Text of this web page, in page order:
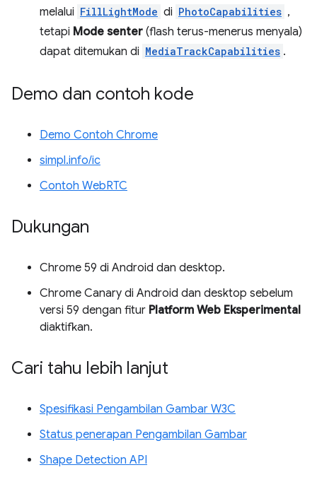
melalui FillLightMode di PhotoCapabilities ,
tetapi Mode senter (flash terus-menerus menyala)
dapat ditemukan di MediaTrackCapabilities .
Demo dan contoh kode
Demo Contoh Chrome
simpl.info/ic
Contoh WebRTC
Dukungan
Chrome 59 di Android dan desktop.
Chrome Canary di Android dan desktop sebelum
versi 59 dengan fitur Platform Web Eksperimental
diaktifkan.
Cari tahu lebih lanjut
Spesifikasi Pengambilan Gambar W3C
Status penerapan Pengambilan Gambar
Shape Detection API